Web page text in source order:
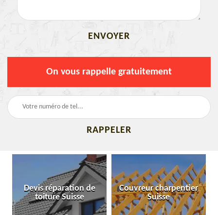
On vous rappelle gratuitement
Devis réparation de
toiture Suisse
Couvreur charpentier
Suisse